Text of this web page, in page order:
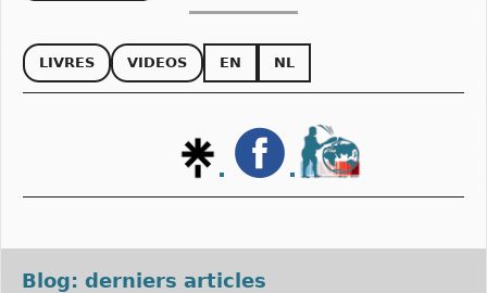
LIVRES VIDEOS EN NL
Blog: derniers articles